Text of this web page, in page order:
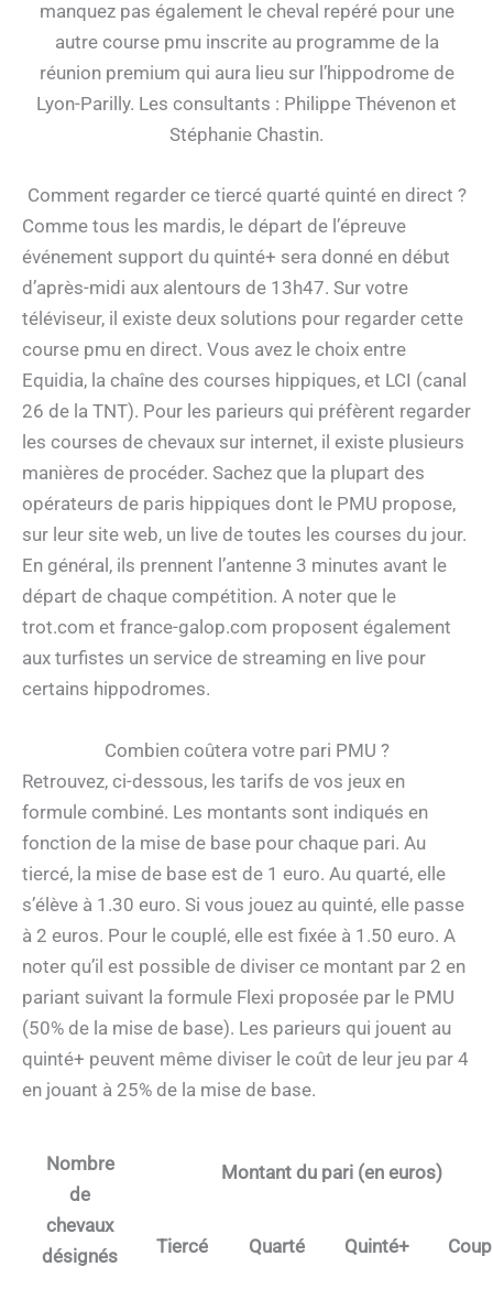
manquez pas également le cheval repéré pour une
autre course pmu inscrite au programme de la
réunion premium qui aura lieu sur l’hippodrome de
Lyon-Parilly. Les consultants : Philippe Thévenon et
Stéphanie Chastin.
Comment regarder ce tiercé quarté quinté en direct ?
Comme tous les mardis, le départ de l’épreuve
événement support du quinté+ sera donné en début
d’après-midi aux alentours de 13h47. Sur votre
téléviseur, il existe deux solutions pour regarder cette
course pmu en direct. Vous avez le choix entre
Equidia, la chaîne des courses hippiques, et LCI (canal
26 de la TNT). Pour les parieurs qui préfèrent regarder
les courses de chevaux sur internet, il existe plusieurs
manières de procéder. Sachez que la plupart des
opérateurs de paris hippiques dont le PMU propose,
sur leur site web, un live de toutes les courses du jour.
En général, ils prennent l’antenne 3 minutes avant le
départ de chaque compétition. A noter que le
trot.com et france-galop.com proposent également
aux turfistes un service de streaming en live pour
certains hippodromes.
Combien coûtera votre pari PMU ?
Retrouvez, ci-dessous, les tarifs de vos jeux en
formule combiné. Les montants sont indiqués en
fonction de la mise de base pour chaque pari. Au
tiercé, la mise de base est de 1 euro. Au quarté, elle
s’élève à 1.30 euro. Si vous jouez au quinté, elle passe
à 2 euros. Pour le couplé, elle est fixée à 1.50 euro. A
noter qu’il est possible de diviser ce montant par 2 en
pariant suivant la formule Flexi proposée par le PMU
(50% de la mise de base). Les parieurs qui jouent au
quinté+ peuvent même diviser le coût de leur jeu par 4
en jouant à 25% de la mise de base.
Nombre
de
chevaux
désignés
Montant du pari (en euros)
Tiercé Quarté Quinté+